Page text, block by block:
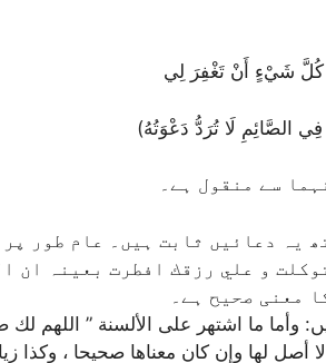
سے منقول ہے۔
یہ دعائیں ثابت ہیں۔ عام طور
و علي رزقك افطرت بعینہ ان
معنی صحیح ہے۔
وأما ما اشتهر على الألسنة ” اللهم
لها وإن كان معناها صحيحا ، وكذا